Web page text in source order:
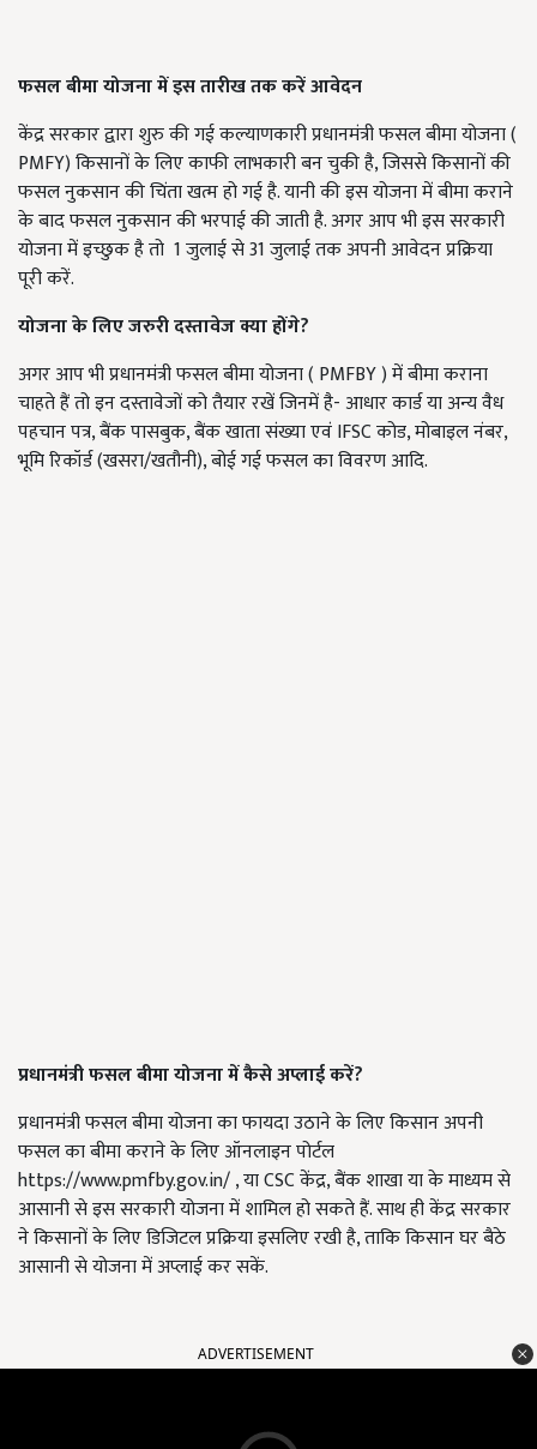
फसल बीमा योजना में इस तारीख तक करें आवेदन
केंद्र सरकार द्वारा शुरु की गई कल्याणकारी प्रधानमंत्री फसल बीमा योजना (
PMFY) किसानों के लिए काफी लाभकारी बन चुकी है, जिससे किसानों की
फसल नुकसान की चिंता खत्म हो गई है. यानी की इस योजना में बीमा कराने
के बाद फसल नुकसान की भरपाई की जाती है. अगर आप भी इस सरकारी
योजना में इच्छुक है तो 1 जुलाई से 31 जुलाई तक अपनी आवेदन प्रक्रिया
पूरी करें.
योजना के लिए जरुरी दस्तावेज क्या होंगे?
अगर आप भी प्रधानमंत्री फसल बीमा योजना ( PMFBY ) में बीमा कराना
चाहते हैं तो इन दस्तावेजों को तैयार रखें जिनमें है- आधार कार्ड या अन्य वैध
पहचान पत्र, बैंक पासबुक, बैंक खाता संख्या एवं IFSC कोड, मोबाइल नंबर,
भूमि रिकॉर्ड (खसरा/खतौनी), बोई गई फसल का विवरण आदि.
प्रधानमंत्री फसल बीमा योजना में कैसे अप्लाई करें?
प्रधानमंत्री फसल बीमा योजना का फायदा उठाने के लिए किसान अपनी
फसल का बीमा कराने के लिए ऑनलाइन पोर्टल
https://www.pmfby.gov.in/ , या CSC केंद्र, बैंक शाखा या के माध्यम से
आसानी से इस सरकारी योजना में शामिल हो सकते हैं. साथ ही केंद्र सरकार
ने किसानों के लिए डिजिटल प्रक्रिया इसलिए रखी है, ताकि किसान घर बैठे
आसानी से योजना में अप्लाई कर सकें.
ADVERTISEMENT